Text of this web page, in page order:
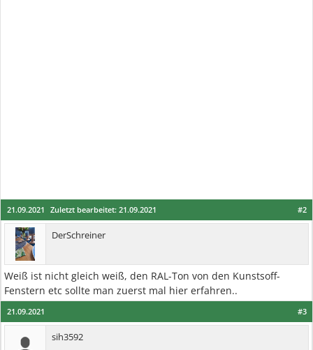
#2
21.09.2021 Zuletzt bearbeitet: 21.09.2021
DerSchreiner
Weiß ist nicht gleich weiß, den RAL-Ton von den Kunstsoff-
Fenstern etc sollte man zuerst mal hier erfahren..
#3
21.09.2021
sih3592